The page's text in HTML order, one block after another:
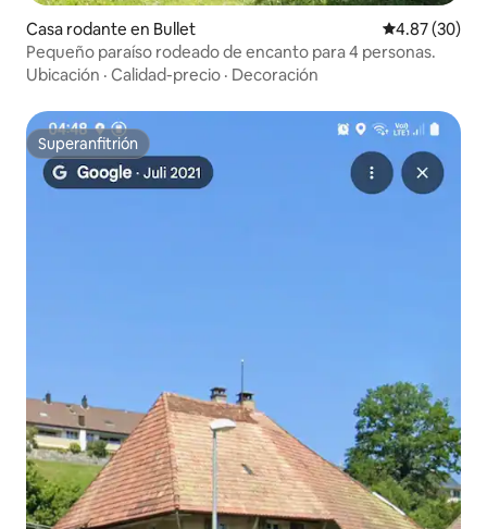
Casa rodante en Bullet Calificación
4.87 (30)
Pequeño paraíso rodeado de encanto para 4 personas.
Ubicación · Calidad-precio · Decoración
Superanfitrión
Superanfitrión